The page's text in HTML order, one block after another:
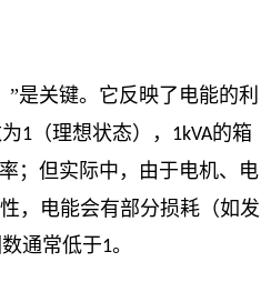
”是关键。它反映了电能的利
1 （理想状态）， 1kVA的箱
；但实际中，由于电机、电
，电能会有部分损耗（如发
通常低于1。